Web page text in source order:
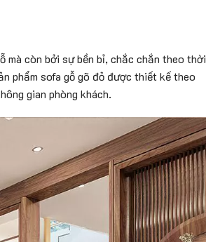
mà còn bởi sự bền bỉ, chắc chắn theo thời
phẩm sofa gỗ gõ đỏ được thiết kế theo
gian phòng khách.